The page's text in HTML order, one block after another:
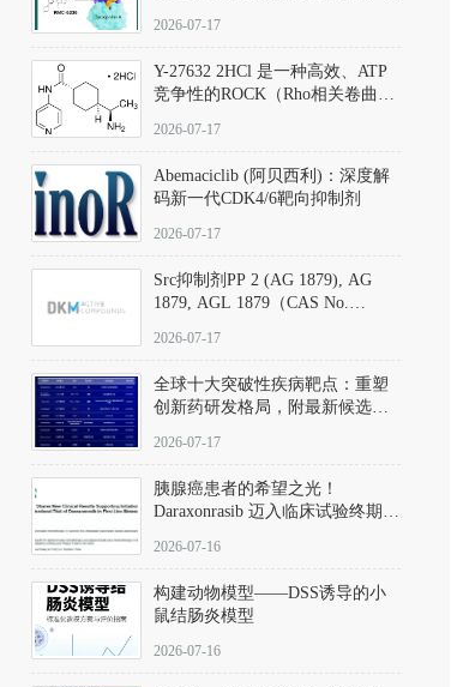
向KRAS/NRAS/HRAS的广谱RAS
2026-07-17
Y-27632 2HCl 是一种高效、ATP
竞争性的ROCK（Rho相关卷曲螺
同等抑制ROCK1与ROCK2；其通
过精准嵌入激酶的ATP结合位点
发挥抑制作用，对ROCK1和
ROCK2的解离常数（Ki）分别为
140 nM和300 nM；在众多丝氨酸/
中，其靶向ROCK的选择性超过
200倍，凸显出优异的分子特异
2026-07-17
Abemaciclib (阿贝西利)：深度解
码新一代CDK4/6靶向抑制剂
2026-07-17
Src抑制剂PP 2 (AG 1879), AG
1879, AGL 1879（CAS No.
应用指南
2026-07-17
全球十大突破性疾病靶点：重塑
创新药研发格局，附最新候选分
2026-07-17
胰腺癌患者的希望之光！
Daraxonrasib 迈入临床试验终期阶
2026-07-16
构建动物模型——DSS诱导的小
鼠结肠炎模型
2026-07-16